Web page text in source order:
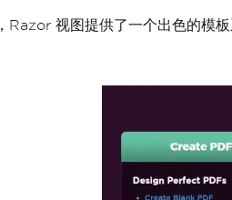
，Razor 视图提供了一个出色的模